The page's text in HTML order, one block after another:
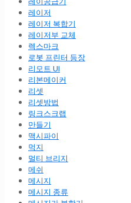
레이저
레이저 복합기
레이저부 교체
렉스마크
로봇 프린터 등장
리모트 UI
리본메이커
리셋
리셋방법
링크스크랩
만들기
맥시파이
먹지
멀티 브리지
메쉬
메시지
메시지 종류